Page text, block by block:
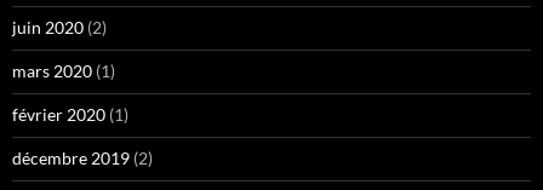
juin 2020 (2)
mars 2020 (1)
février 2020 (1)
décembre 2019 (2)